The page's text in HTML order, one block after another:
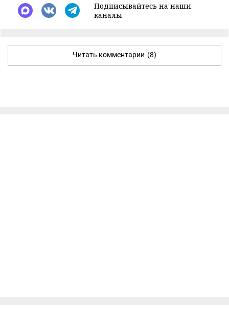
Подписывайтесь на наши
каналы
Читать комментарии (8)